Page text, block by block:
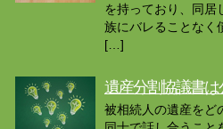
を持っており、同居
族にバレることなく
[…]
遺産分割協議書は
被相続人の遺産をど